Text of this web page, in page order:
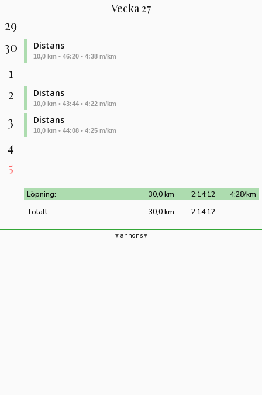
Vecka 27
29
30
Distans
10,0 km • 46:20 • 4:38 m/km
1
2
Distans
10,0 km • 43:44 • 4:22 m/km
3 Distans
10,0 km • 44:08 • 4:25 m/km
4
5
Löpning: 4:28/km
2:14:12
30,0 km
Totalt:
2:14:12
30,0 km
annons